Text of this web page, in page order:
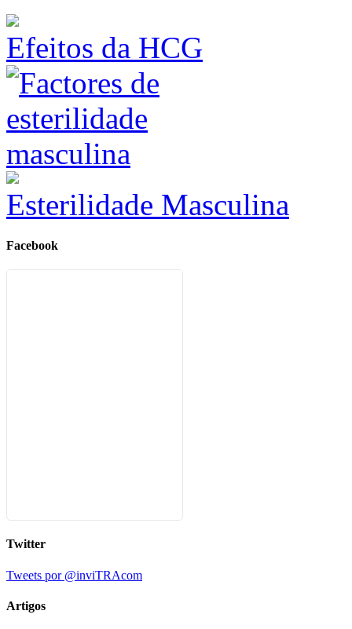
Efeitos da HCG
Esterilidade Masculina
Facebook
Twitter
Tweets por @inviTRAcom
Artigos